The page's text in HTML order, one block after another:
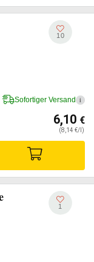
10
Sofortiger Versand i
6,10 €
(8,14 €/l)
1